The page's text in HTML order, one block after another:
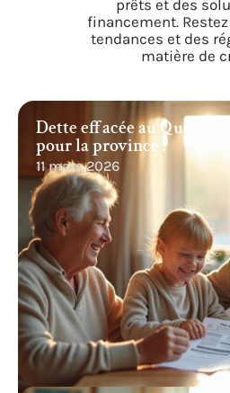
prêts et des
financement.
tendances et des
matière de
Dette effacée au Québec,
pour la province ?
11 mars 2026